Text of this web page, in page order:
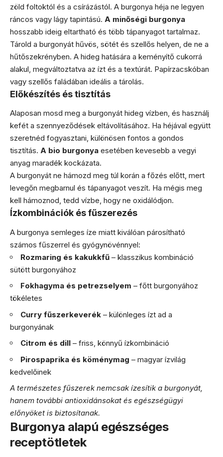
zöld foltoktól és a csírázástól. A burgonya héja ne legyen
ráncos vagy lágy tapintású. A minőségi burgonya
hosszabb ideig eltartható és több tápanyagot tartalmaz.
Tárold a burgonyát hűvös, sötét és szellős helyen, de ne a
hűtőszekrényben. A hideg hatására a keményítő cukorrá
alakul, megváltoztatva az ízt és a textúrát. Papírzacskóban
vagy szellős faládában ideális a tárolás.
Előkészítés és tisztítás
Alaposan mosd meg a burgonyát hideg vízben, és használj
kefét a szennyeződések eltávolításához. Ha héjával együtt
szeretnéd fogyasztani, különösen fontos a gondos
tisztítás. A bio burgonya esetében kevesebb a vegyi
anyag maradék kockázata.
A burgonyát ne hámozd meg túl korán a főzés előtt, mert
levegőn megbarnul és tápanyagot veszít. Ha mégis meg
kell hámoznod, tedd vízbe, hogy ne oxidálódjon.
Ízkombinációk és fűszerezés
A burgonya semleges íze miatt kiválóan párosítható
számos fűszerrel és gyógynövénnyel:
Rozmaring és kakukkfű – klasszikus kombináció
sütött burgonyához
Fokhagyma és petrezselyem – főtt burgonyához
tökéletes
Curry fűszerkeverék – különleges ízt ad a
burgonyának
Citrom és dill – friss, könnyű ízkombináció
Pirospaprika és köménymag – magyar ízvilág
kedvelőinek
A természetes fűszerek nemcsak ízesítik a burgonyát,
hanem további antioxidánsokat és egészségügyi
előnyöket is biztosítanak.
Burgonya alapú egészséges
receptötletek